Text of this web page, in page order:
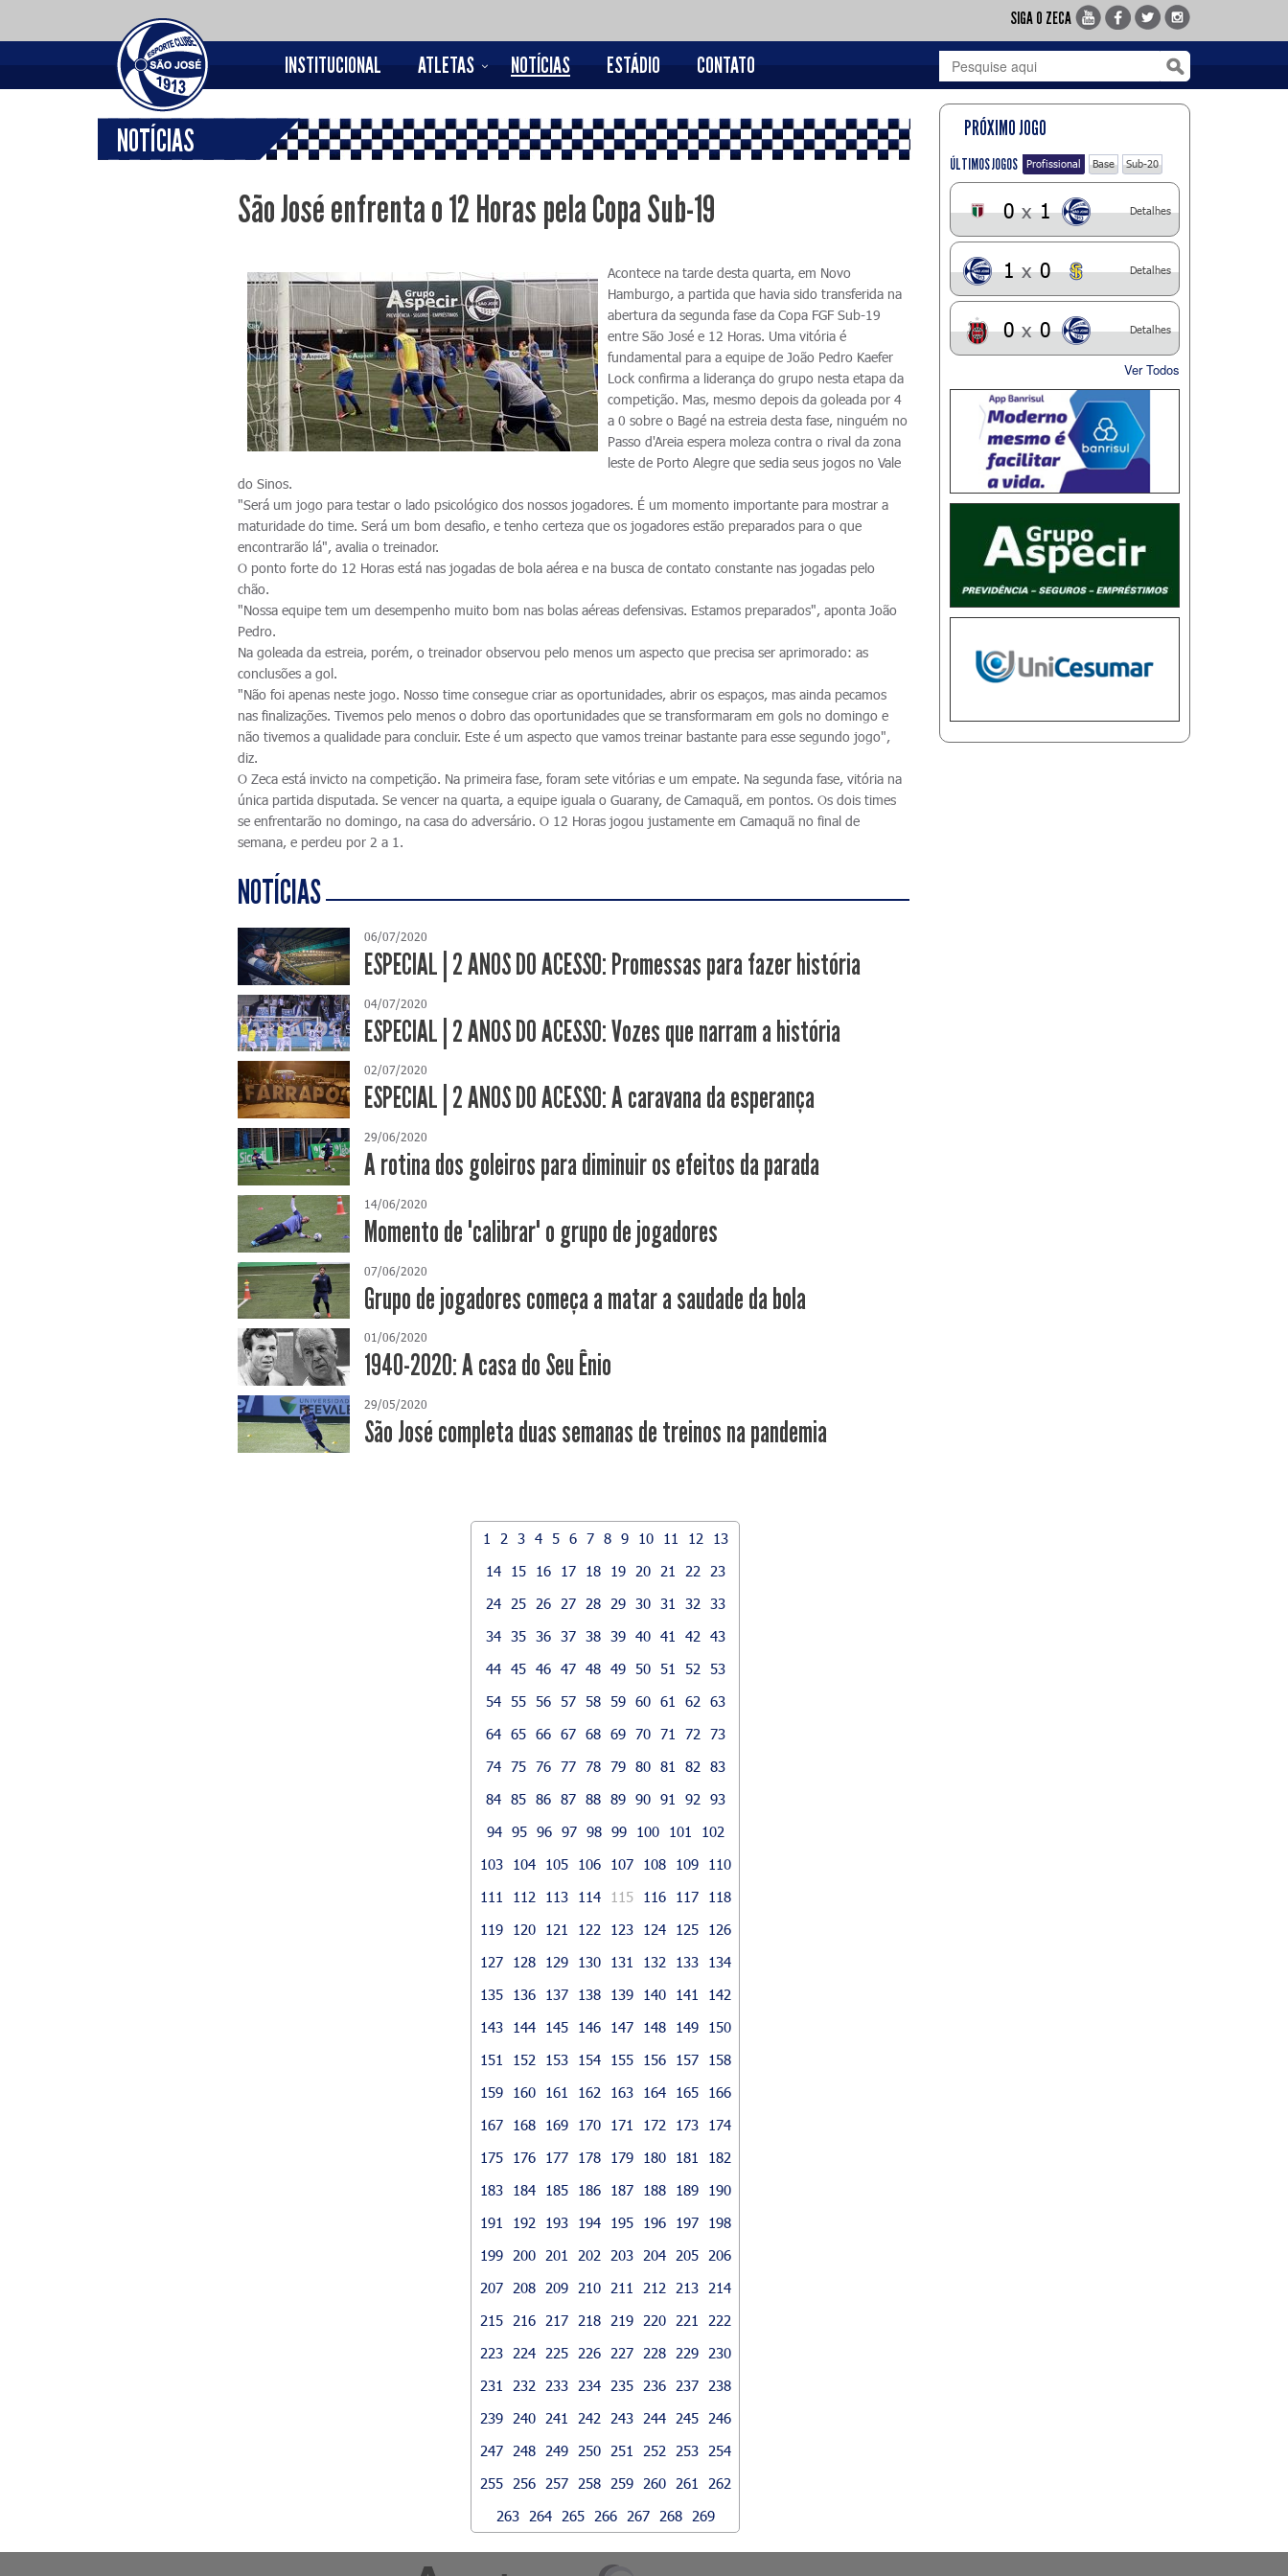
SIGA O ZECA
INSTITUCIONAL ATLETAS NOTÍCIAS ESTÁDIO CONTATO
NOTÍCIAS
São José enfrenta o 12 Horas pela Copa Sub-19
Acontece na tarde desta quarta, em Novo
Hamburgo, a partida que havia sido transferida na
abertura da segunda fase da Copa FGF Sub-19
entre São José e 12 Horas. Uma vitória é
fundamental para a equipe de João Pedro Kaefer
Lock confirma a liderança do grupo nesta etapa da
competição. Mas, mesmo depois da goleada por 4
a 0 sobre o Bagé na estreia desta fase, ninguém no
Passo d'Areia espera moleza contra o rival da zona
leste de Porto Alegre que sedia seus jogos no Vale
do Sinos.
"Será um jogo para testar o lado psicológico dos nossos jogadores. É um momento importante para mostrar a
maturidade do time. Será um bom desafio, e tenho certeza que os jogadores estão preparados para o que
encontrarão lá", avalia o treinador.
O ponto forte do 12 Horas está nas jogadas de bola aérea e na busca de contato constante nas jogadas pelo
chão.
"Nossa equipe tem um desempenho muito bom nas bolas aéreas defensivas. Estamos preparados", aponta João
Pedro.
Na goleada da estreia, porém, o treinador observou pelo menos um aspecto que precisa ser aprimorado: as
conclusões a gol.
"Não foi apenas neste jogo. Nosso time consegue criar as oportunidades, abrir os espaços, mas ainda pecamos
nas finalizações. Tivemos pelo menos o dobro das oportunidades que se transformaram em gols no domingo e
não tivemos a qualidade para concluir. Este é um aspecto que vamos treinar bastante para esse segundo jogo",
diz.
O Zeca está invicto na competição. Na primeira fase, foram sete vitórias e um empate. Na segunda fase, vitória na
única partida disputada. Se vencer na quarta, a equipe iguala o Guarany, de Camaquã, em pontos. Os dois times
se enfrentarão no domingo, na casa do adversário. O 12 Horas jogou justamente em Camaquã no final de
semana, e perdeu por 2 a 1.
NOTÍCIAS
06/07/2020
ESPECIAL | 2 ANOS DO ACESSO: Promessas para fazer história
04/07/2020
ESPECIAL | 2 ANOS DO ACESSO: Vozes que narram a história
02/07/2020
ESPECIAL | 2 ANOS DO ACESSO: A caravana da esperança
29/06/2020
A rotina dos goleiros para diminuir os efeitos da parada
14/06/2020
Momento de "calibrar" o grupo de jogadores
07/06/2020
Grupo de jogadores começa a matar a saudade da bola
01/06/2020
1940-2020: A casa do Seu Ênio
29/05/2020
São José completa duas semanas de treinos na pandemia
1 2 3 4 5 6 7 8 9 10 11 12
13
14
15 16 17 18 19 20 21 22
23
24
25 26 27 28 29 30 31 32
33
34 35 36 37 38 39 40 41 42
43
44 45 46 47 48 49 50 51 52
53
54 55 56 57 58 59 60 61 62
63
64 65 66 67 68 69 70 71 72
73
74 75 76 77 78 79 80 81 82
83
84 85 86 87 88 89 90 91 92
93
94 95 96 97 98 99 100 101
102
103
104 105 106 107 108 109
110
111
112 113 114 115 116 117
118
119
120 121 122 123 124 125
126
127
128 129 130 131 132 133
134
135
136 137 138 139 140 141
142
143
144 145 146 147 148 149
150
151
152 153 154 155 156 157
158
159
160 161 162 163 164 165
166
167
168 169 170 171 172 173
174
175
176 177 178 179 180 181
182
183
184 185 186 187 188 189
190
191
192 193 194 195 196 197
198
199
200 201 202 203 204 205
206
207
208 209 210 211 212 213
214
215
216 217 218 219 220 221
222
223
224 225 226 227 228 229
230
231
232 233 234 235 236 237
238
239
240 241 242 243 244 245
246
247
248 249 250 251 252 253
254
255
256 257 258 259 260 261
262
263
264 265 266 267 268 269
PRÓXIMO JOGO
ÚLTIMOS JOGOS Profissional Base Sub-20
0 x 1 Detalhes
1 x 0 Detalhes
0 x 0 Detalhes
Ver Todos